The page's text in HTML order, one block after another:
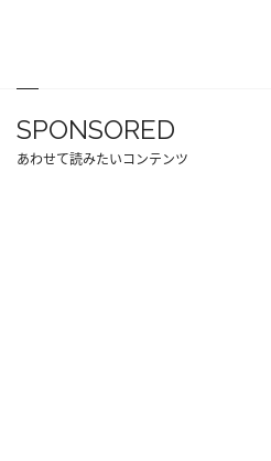
SPONSORED
あわせて読みたいコンテンツ